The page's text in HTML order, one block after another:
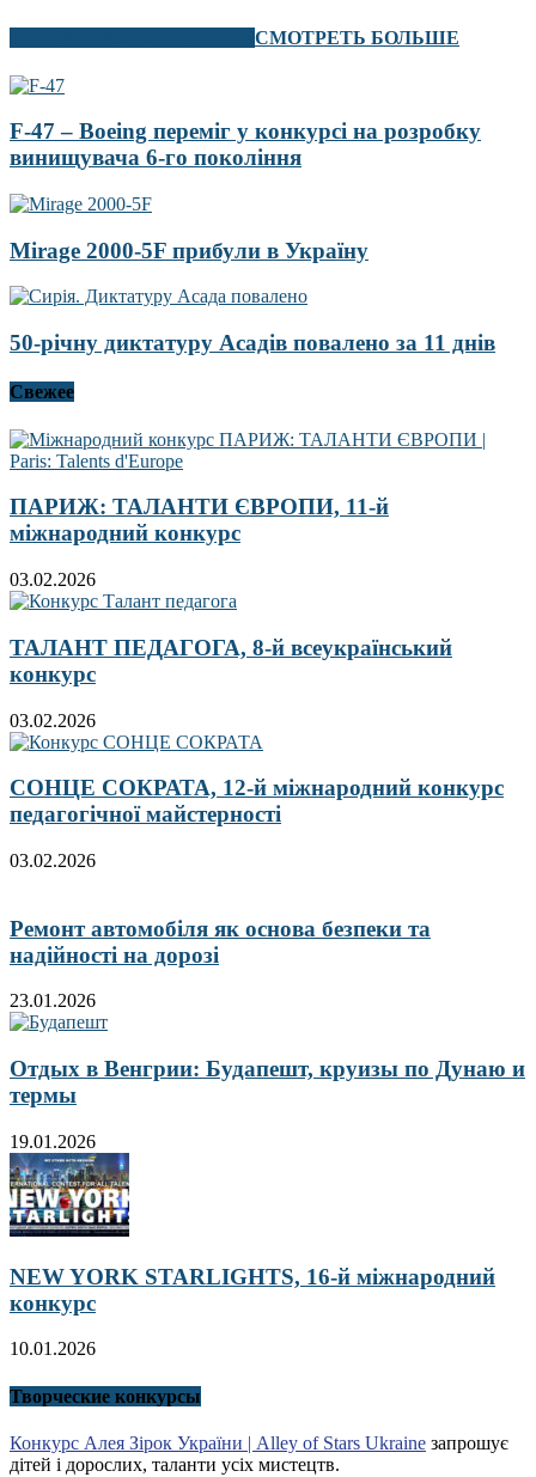
СМОТРЕТЬ БОЛЬШЕ
F-47 – Boeing переміг у конкурсі на розробку
винищувача 6-го покоління
Mirage 2000-5F прибули в Україну
50-річну диктатуру Асадів повалено за 11 днів
Свежее
ПАРИЖ: ТАЛАНТИ ЄВРОПИ, 11-й
міжнародний конкурс
03.02.2026
ТАЛАНТ ПЕДАГОГА, 8-й всеукраїнський
конкурс
03.02.2026
СОНЦЕ СОКРАТА, 12-й міжнародний конкурс
педагогічної майстерності
03.02.2026
Ремонт автомобіля як основа безпеки та
надійності на дорозі
23.01.2026
Отдых в Венгрии: Будапешт, круизы по Дунаю и
термы
19.01.2026
NEW YORK STARLIGHTS, 16-й міжнародний
конкурс
10.01.2026
Творческие конкурсы
Конкурс Алея Зірок України | Alley of Stars Ukraine запрошує
дітей і дорослих, таланти усіх мистецтв.